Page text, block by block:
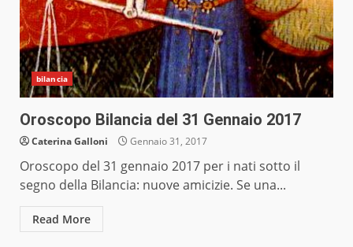
bilancia
Oroscopo Bilancia del 31 Gennaio 2017
Caterina Galloni Gennaio 31, 2017
Oroscopo del 31 gennaio 2017 per i nati sotto il
segno della Bilancia: nuove amicizie. Se una...
Read More